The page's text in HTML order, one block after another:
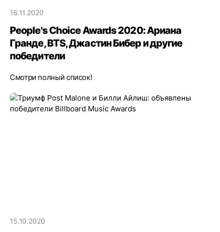
16.11.2020
People's Choice Awards 2020: Ариана
Гранде, BTS, Джастин Бибер и другие
победители
Смотри полный список!
15.10.2020